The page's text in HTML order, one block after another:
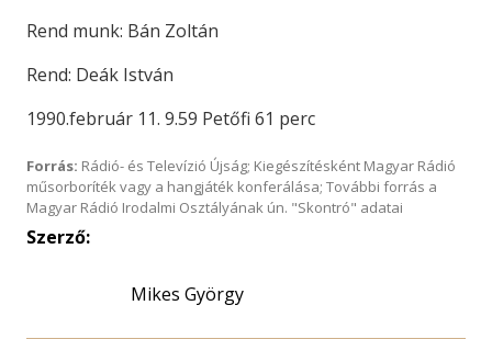
Rend munk: Bán Zoltán
Rend: Deák István
1990.február 11. 9.59 Petőfi 61 perc
Forrás: Rádió- és Televízió Újság; Kiegészítésként Magyar Rádió
műsorboríték vagy a hangjáték konferálása; További forrás a
Magyar Rádió Irodalmi Osztályának ún. "Skontró" adatai
Szerző:
Mikes György